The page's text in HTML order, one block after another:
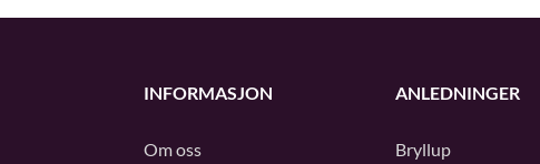
INFORMASJON
Om oss
ANLEDNINGER
Bryllup